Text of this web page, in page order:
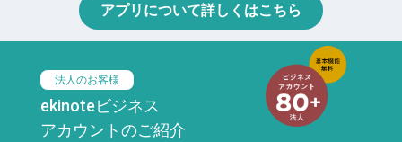
アプリについて詳しくはこちら
法人のお客様
ekinoteビジネス
アカウントのご紹介